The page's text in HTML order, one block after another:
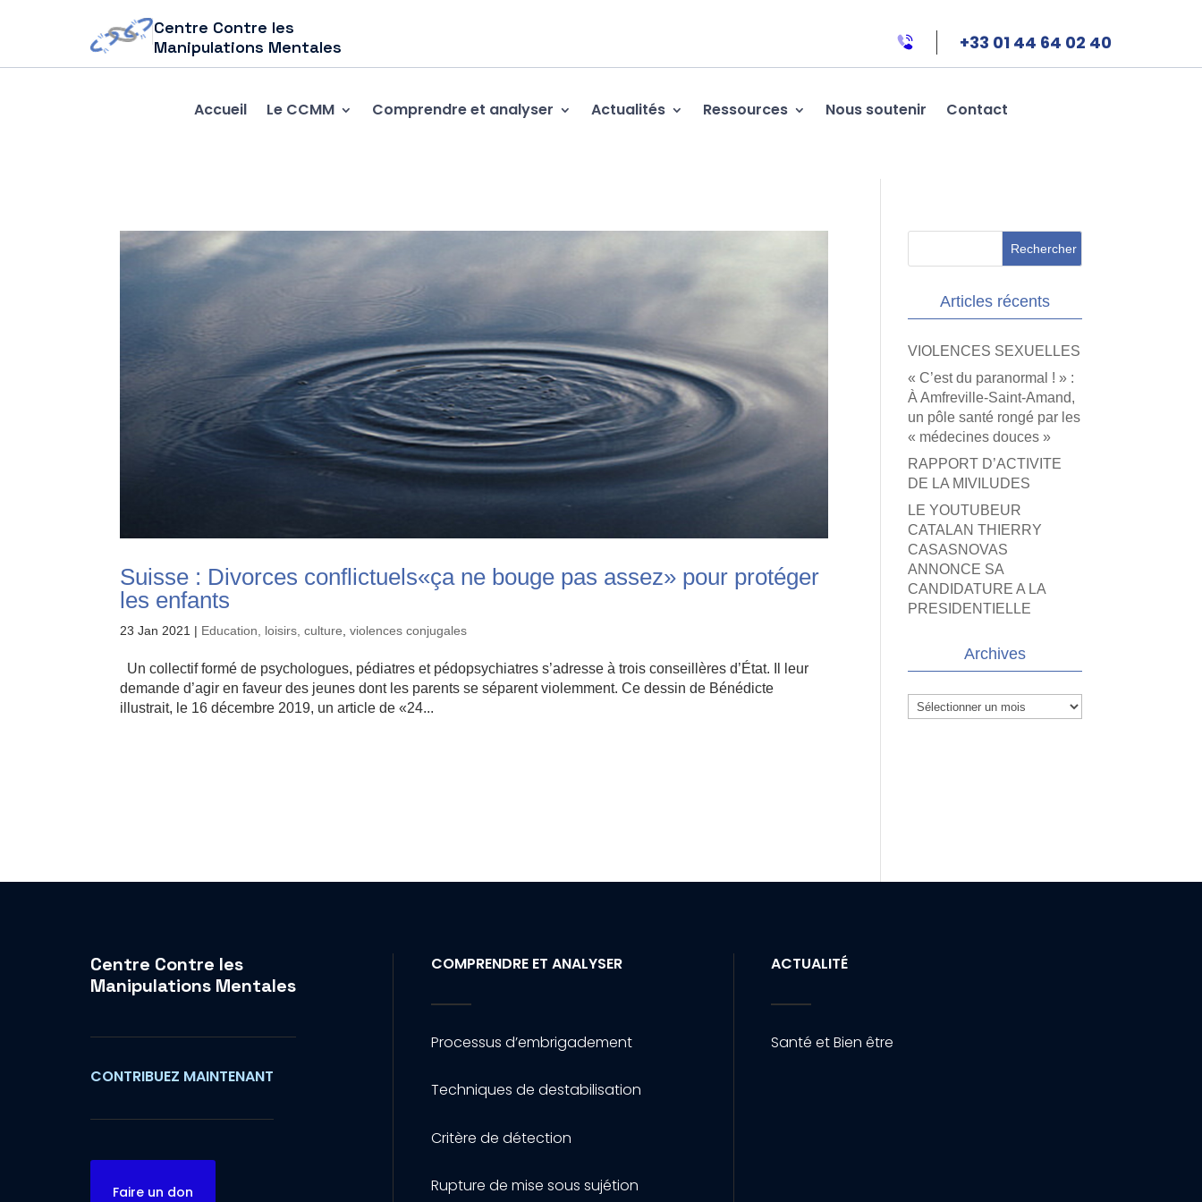
Centre Contre les
Manipulations Mentales
+33 01 44 64 02 40
Accueil Le CCMM Comprendre et analyser Actualités Ressources Nous soutenir Contact
Suisse : Divorces conflictuels«ça ne bouge pas assez» pour protéger
les enfants
23 Jan 2021 | Education, loisirs, culture ,violences conjugales
Un collectif formé de psychologues, pédiatres et pédopsychiatres s’adresse à trois conseillères d’État. Il leur
demande d’agir en faveur des jeunes dont les parents se séparent violemment. Ce dessin de Bénédicte
illustrait, le 16 décembre 2019, un article de «24...
Articles récents
VIOLENCES SEXUELLES
« C’est du paranormal ! » :
À Amfreville-Saint-Amand,
un pôle santé rongé par les
« médecines douces »
RAPPORT D’ACTIVITE
DE LA MIVILUDES
LE YOUTUBEUR
CATALAN THIERRY
CASASNOVAS
ANNONCE SA
CANDIDATURE A LA
PRESIDENTIELLE
Archives
Archives
Centre Contre les
Manipulations Mentales
CONTRIBUEZ MAINTENANT
Faire un don
COMPRENDRE ET ANALYSER
Processus d’embrigadement
Techniques de destabilisation
Critère de détection
Rupture de mise sous sujétion
ACTUALITÉ
Santé et Bien être